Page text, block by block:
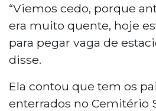
“Viemos cedo, porque
era muito quente, hoje
para pegar vaga de
disse.
Ela contou que tem os
enterrados no Cemitério